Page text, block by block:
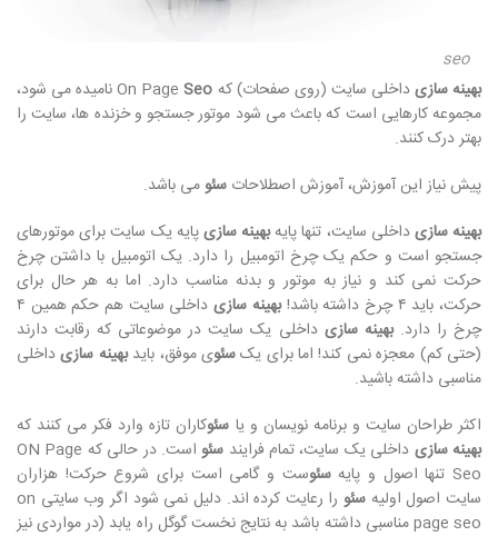
seo
بهینه سازیداخلی سایت (روی صفحات) که On Page Seo
نامیده می شود،
مجموعه کارهایی است که باعث می شود موتور جستجو و خزنده ها، سایت را
بهتر درک کنند.
پیش نیاز این آموزش، آموزش اصطلاحات سئومی باشد.
بهینه سازیداخلی سایت، تنها پایهبهینه سازیپایه یک سایت برای موتورهای
جستجو است و حکم یک چرخ اتومبیل را دارد. یک اتومبیل با داشتن چرخ
حرکت نمی کند و نیاز به موتور و بدنه مناسب دارد. اما به هر حال برای
حرکت، باید ۴ چرخ داشته باشد!
بهینه سازی
داخلی سایت هم حکم همین ۴
چرخ را دارد.بهینه سازی داخلی یک سایت در موضوعاتی که رقابت دارند
(حتی کم) معجزه نمی کند! اما برای یکسئوی موفق، بایدبهینه سازیداخلی
مناسبی داشته باشید.
اکثر طراحان سایت و برنامه نویسان و یا سئوکاران تازه وارد فکر می کنند که
بهینه سازی داخلی یک سایت، تمام فرایند سئو
است. در حالی که ON Page
Seo تنها اصول و پایه
سئوست و گامی است برای شروع حرکت! هزاران
سایت اصول اولیه سئو
را رعایت کرده اند. دلیل نمی شود اگر وب سایتی on
page seo مناسبی داشته باشد به نتایج نخست گوگل راه یابد (در مواردی نیز